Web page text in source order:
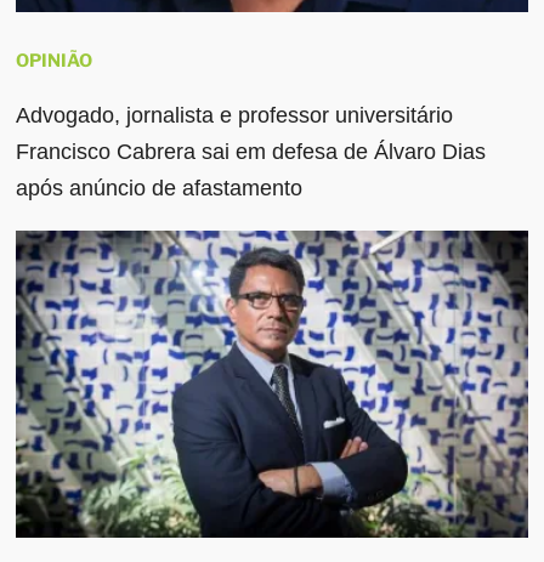
OPINIÃO
Advogado, jornalista e professor universitário
Francisco Cabrera sai em defesa de Álvaro Dias
após anúncio de afastamento